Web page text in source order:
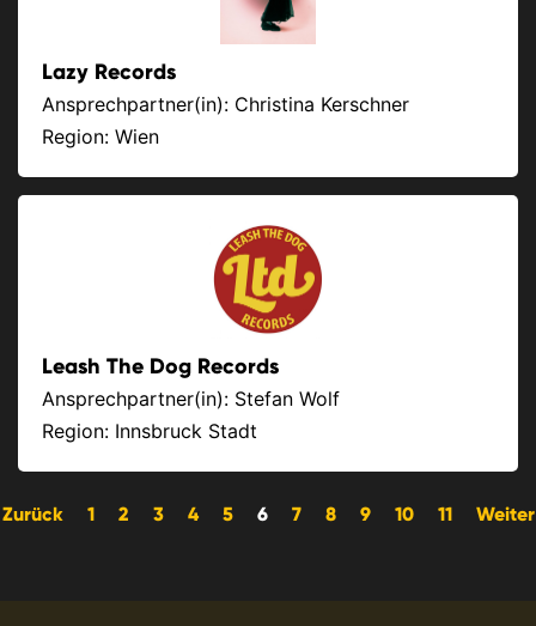
Lazy Records
Ansprechpartner(in): Christina Kerschner
Region: Wien
Leash The Dog Records
Ansprechpartner(in): Stefan Wolf
Region: Innsbruck Stadt
Zurück 1 2 3 4 5 6 7 8 9 10 11 Weiter